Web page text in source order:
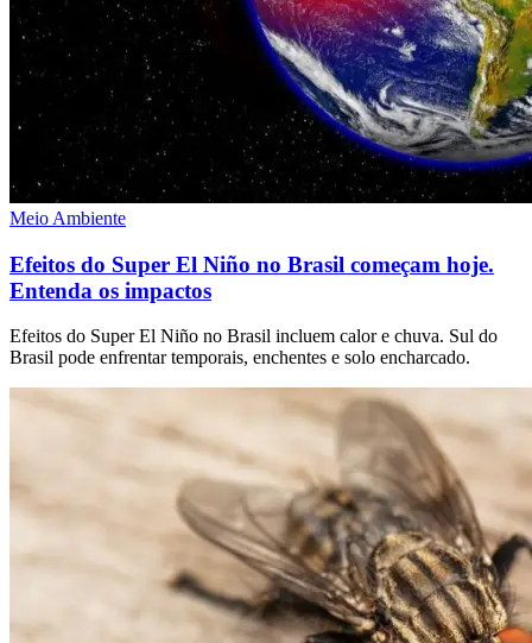
Meio Ambiente
Efeitos do Super El Niño no Brasil começam hoje.
Entenda os impactos
Efeitos do Super El Niño no Brasil incluem calor e chuva. Sul do
Brasil pode enfrentar temporais, enchentes e solo encharcado.